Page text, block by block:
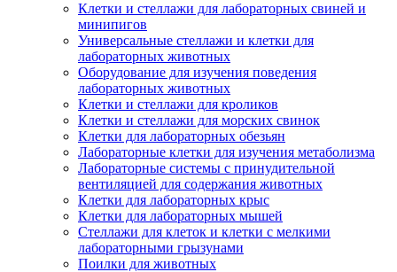
Клетки и стеллажи для лабораторных свиней и
минипигов
Универсальные стеллажи и клетки для
лабораторных животных
Оборудование для изучения поведения
лабораторных животных
Клетки и стеллажи для кроликов
Клетки и стеллажи для морских свинок
Клетки для лабораторных обезьян
Лабораторные клетки для изучения метаболизма
Лабораторные системы с принудительной
вентиляцией для содержания животных
Клетки для лабораторных крыс
Клетки для лабораторных мышей
Стеллажи для клеток и клетки с мелкими
лабораторными грызунами
Поилки для животных